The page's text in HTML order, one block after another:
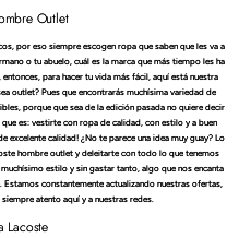
Outlet
por eso siempre escogen ropa que saben que les va a
o tu abuelo, cuál es la marca que más tiempo les ha
para hacer tu vida más fácil, aquí está nuestra
outlet? Pues que encontrarás muchísima variedad de
porque que sea de la edición pasada no quiere decir
es: vestirte con ropa de calidad, con estilo y a buen
excelente calidad! ¿No te parece una idea muy guay? Lo
hombre outlet y deleitarte con todo lo que tenemos
estilo y sin gastar tanto, algo que nos encanta
constantemente actualizando nuestras ofertas,
atento aquí y a nuestras redes.
Lacoste